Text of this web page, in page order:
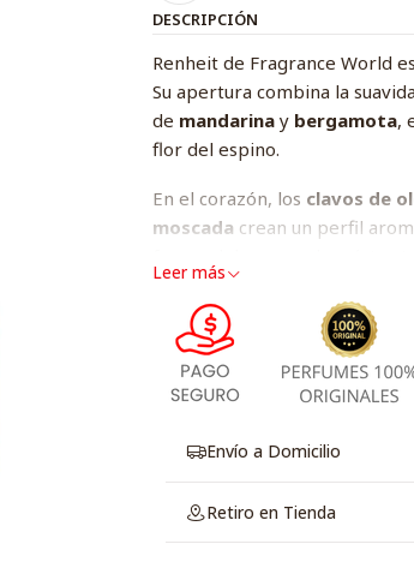
DESCRIPCIÓN
Renheit de Fragrance World
Su apertura combina la
de mandarinay bergamota,
flor del espino.
En el corazón, los clavos de
moscada crean un perfil
vetiver, aportando una estela
Ideal para hombres que
Leer más
Envío a Domicilio
Retiro en Tienda